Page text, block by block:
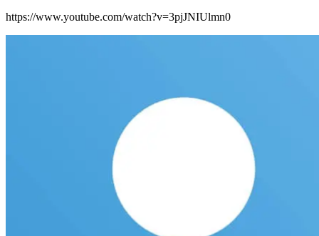
https://www.youtube.com/watch?v=3pjJNIUlmn0